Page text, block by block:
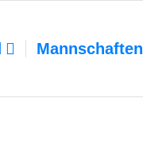
Mannschaften